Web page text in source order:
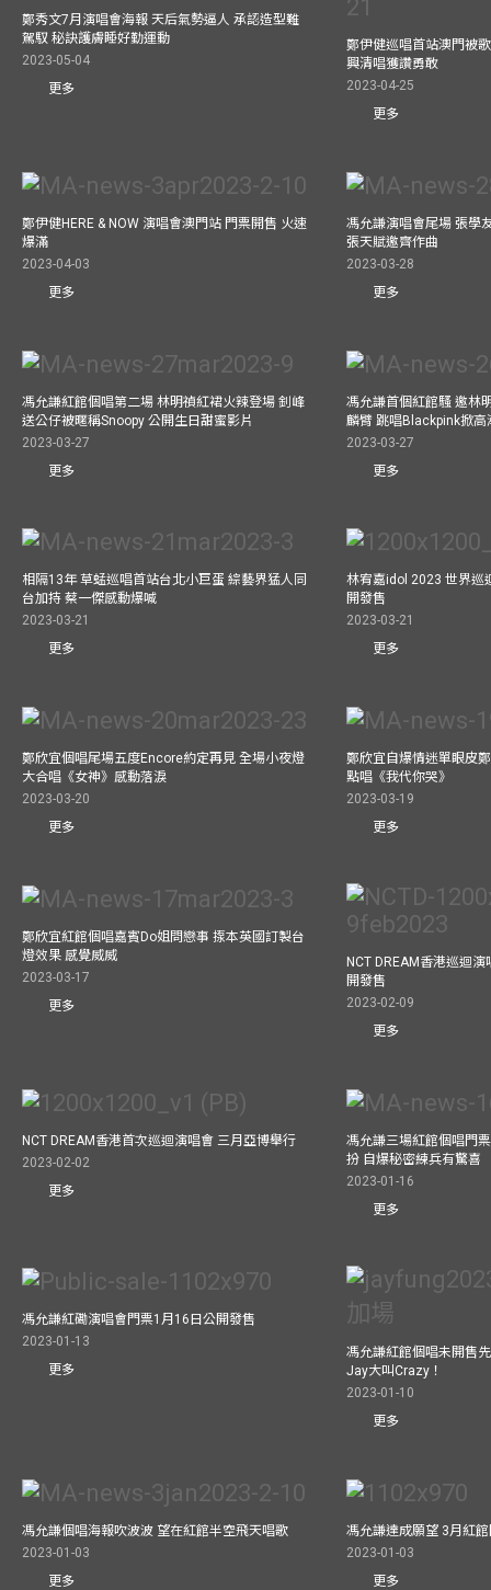
鄭秀文7月演唱會海報 天后氣勢逼人 承認造型難
駕馭 秘訣護膚睡好勤運動
2023-05-04
更多
鄭伊健巡唱首站澳門被
興清唱獲讚勇敢
2023-04-25
更多
鄭伊健HERE & NOW 演唱會澳門站 門票開售 火速
爆滿
2023-04-03
更多
馮允謙演唱會尾場 張學
張天賦邀齊作曲
2023-03-28
更多
馮允謙紅館個唱第二場 林明禎紅裙火辣登場 釗峰
送公仔被暱稱Snoopy 公開生日甜蜜影片
2023-03-27
更多
馮允謙首個紅館騷 邀林
麟臂 跳唱Blackpink掀高
2023-03-27
更多
相隔13年 草蜢巡唱首站台北小巨蛋 綜藝界猛人同
台加持 蔡一傑感動爆喊
2023-03-21
更多
林宥嘉idol 2023 世界巡
開發售
2023-03-21
更多
鄭欣宜個唱尾場五度Encore約定再見 全場小夜燈
大合唱《女神》感動落淚
2023-03-20
更多
鄭欣宜自爆情迷單眼皮
點唱《我代你哭》
2023-03-19
更多
鄭欣宜紅館個唱嘉賓Do姐問戀事 揼本英國訂製台
燈效果 感覺威威
2023-03-17
更多
NCT DREAM香港巡迴
開發售
2023-02-09
更多
NCT DREAM香港首次巡迴演唱會 三月亞博舉行
2023-02-02
更多
馮允謙三場紅館個唱門
扮 自爆秘密練兵有驚喜
2023-01-16
更多
馮允謙紅磡演唱會門票1月16日公開發售
2023-01-13
更多
馮允謙紅館個唱未開售
Jay大叫Crazy！
2023-01-10
更多
馮允謙個唱海報吹波波 望在紅館半空飛天唱歌
2023-01-03
更多
馮允謙達成願望 3月紅
2023-01-03
更多